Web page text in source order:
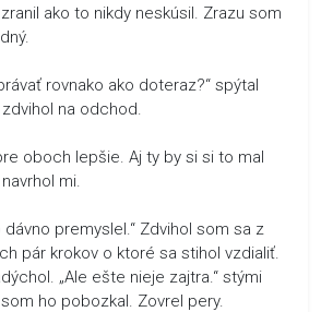
ako to nikdy neskúsil. Zrazu som
rovnako ako doteraz?“ spýtal
na odchod.
oboch lepšie. Aj ty by si si to mal
mi.
dávno premyslel.“ Zdvihol som sa z
pár krokov o ktoré sa stihol vzdialiť.
„Ale ešte nieje zajtra.“ stými
ho pobozkal. Zovrel pery.